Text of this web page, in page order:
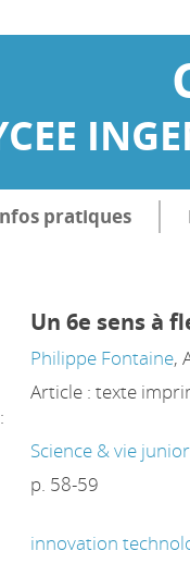
pratiques
Un 6e sens à
Philippe Fontaine,
Article : texte
Science & vie
p. 58-59
innovation